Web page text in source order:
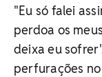
"Eu só falei
perdoa os
deixa eu
perfurações